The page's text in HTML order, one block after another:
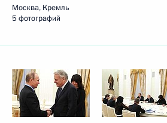
Москва, Кремль
5 фотографий